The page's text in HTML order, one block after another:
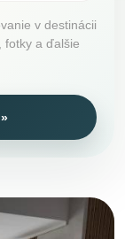
v destinácii
fotky a ďalšie